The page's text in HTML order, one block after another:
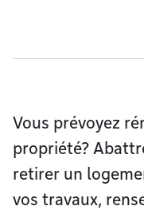
Vous prévoyez
propriété?
retirer un
vos travaux,